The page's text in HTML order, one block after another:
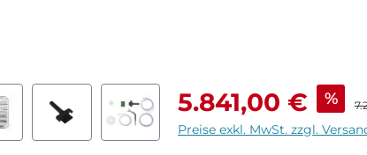
Verkaufspreis:
5.841,00 € %
Preise exkl. MwSt. zzgl.